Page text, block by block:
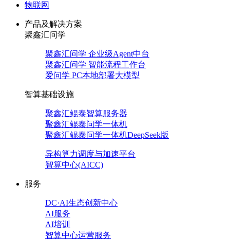
物联网
产品及解决方案
聚鑫汇问学
聚鑫汇问学 企业级Agent中台
聚鑫汇问学 智能流程工作台
爱问学 PC本地部署大模型
智算基础设施
聚鑫汇鲲泰智算服务器
聚鑫汇鲲泰问学一体机
聚鑫汇鲲泰问学一体机DeepSeek版
异构算力调度与加速平台
智算中心(AICC)
服务
DC·AI生态创新中心
AI服务
AI培训
智算中心运营服务